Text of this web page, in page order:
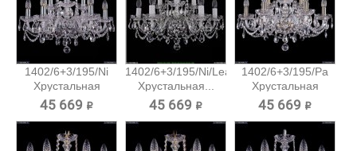
1402/6+3/195/Ni
Хрустальная
подвесная...
45 669 ₽
1402/6+3/195/Ni/Leafs
Хрустальная...
45 669 ₽
1402/6+3/195/Pa
Хрустальная
подвесная...
45 669 ₽